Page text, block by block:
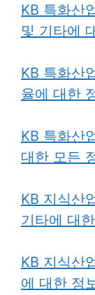
KB 특화산
및 기타에
KB 특화산
율에 대한
KB 특화산
대한 모든
KB 지식산
기타에 대
KB 지식산
에 대한 정